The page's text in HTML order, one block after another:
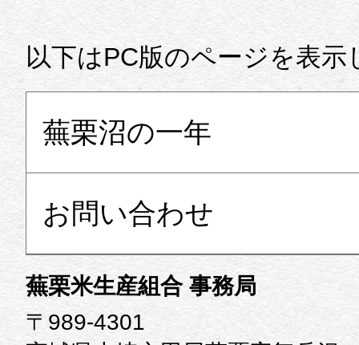
ページの先頭に戻る
以下はPC版のページを表示
蕪栗沼の一年
お問い合わせ
蕪栗米生産組合 事務局
〒989-4301